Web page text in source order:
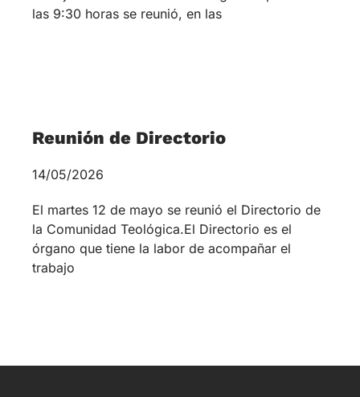
la Comunidad Teológica.El Directorio es el
órgano que tiene la labor de acompañar el
trabajo